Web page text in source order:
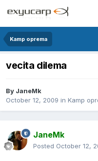
Kamp oprema
vecita dilema
By JaneMk
October 12, 2009 in Kamp
JaneMk
Posted October 12,